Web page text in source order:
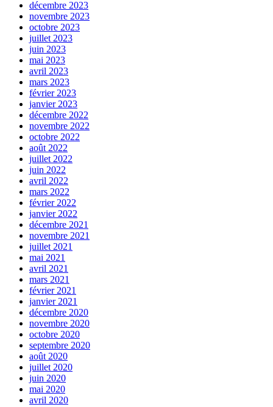
décembre 2023
novembre 2023
octobre 2023
juillet 2023
juin 2023
mai 2023
avril 2023
mars 2023
février 2023
janvier 2023
décembre 2022
novembre 2022
octobre 2022
août 2022
juillet 2022
juin 2022
avril 2022
mars 2022
février 2022
janvier 2022
décembre 2021
novembre 2021
juillet 2021
mai 2021
avril 2021
mars 2021
février 2021
janvier 2021
décembre 2020
novembre 2020
octobre 2020
septembre 2020
août 2020
juillet 2020
juin 2020
mai 2020
avril 2020